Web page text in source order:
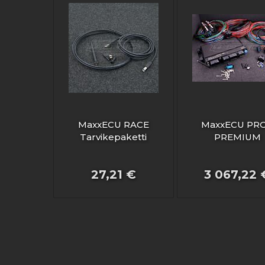
MaxxECU RACE
Tarvikepaketti
27,21 €
MaxxECU
PREMIUM
3 067,22